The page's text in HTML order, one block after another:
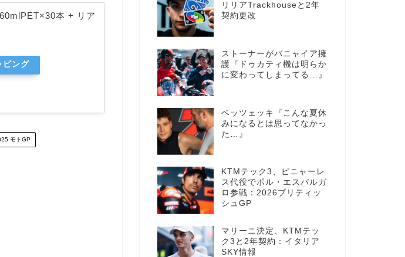
本 + リア
ピング
モトGP
リリアTrackhouseと2年
契約更改
ストーナーがバニャイア擁
護『ドゥカティ機は明らか
に変わってしまってる…』
ベッツェッキ『こんな夏休
みになるとは思ってなかっ
た…』
KTMテック3、ビニャーレ
ス代役でポル・エスパルガ
ロ参戦：2026ブリティッ
シュGP
マリーニ決定、KTMテッ
ク3と2年契約：イタリア
SKY情報